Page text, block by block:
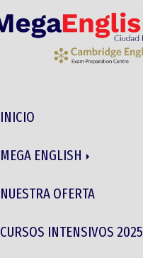
INICIO
MEGA ENGLISH
NUESTRA OFERTA
CURSOS INTENSIVOS 2025